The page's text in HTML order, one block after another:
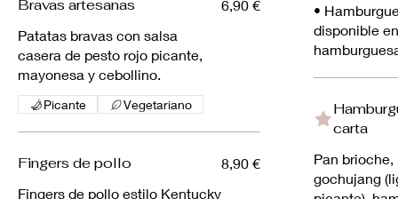
Bravas artesanas
Patatas bravas con salsa
casera de pesto rojo picante,
mayonesa y cebollino.
6,90 €
Picante Vegetariano
Fingers de pollo
Fingers de pollo estilo Kentucky
8,90 €
•
disponible
carta
Pan
gochujang